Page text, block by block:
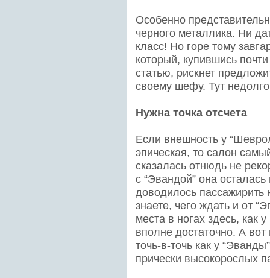
Особенно
черного металлика. Ни
класс! Но горе тому
который, купившись
статью, рискнет
своему шефу. Тут
Нужна точка отсчета
Если внешность у
эпическая, то салон
сказалась отнюдь не
с “Эвандой” она
доводилось
знаете, чего ждать и от
места в ногах здесь, как
вполне достаточно. А
точь-в-точь как у
прически высокорослых